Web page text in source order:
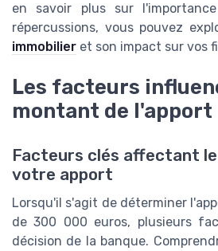
en savoir plus sur
répercussions, vous pouvez
immobilier et son impact sur vos
Les facteurs
montant de l'apport
Facteurs clés affectant
votre apport
Lorsqu'il s'agit de déterminer
de 300 000 euros, plusieurs
décision de la banque.